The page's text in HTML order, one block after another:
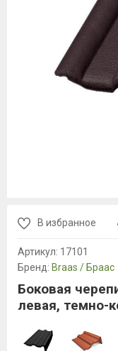
В избранное
Артикул: 17101
Бренд: Braas / Браас
Боковая
левая, темно-